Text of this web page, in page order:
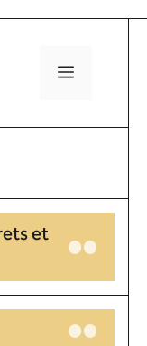
MENU
et